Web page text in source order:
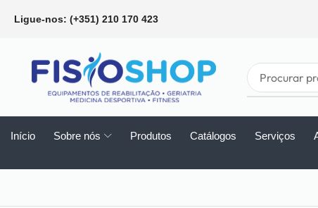
Ligue-nos: (+351) 210 170 423
Início Sobre nós Produtos Catálogos Serviços